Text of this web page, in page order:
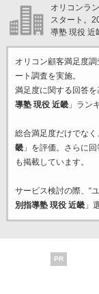
オリコンラ
スタート。
導塾 現役 近
オリコン顧客満足度
ート調査を実施。
満足度に関する回答
導塾 現役 近畿」ラン
総合満足度だけでなく
畿」を評価。さらに
も掲載しています。
サービス検討の際、“
別指導塾 現役 近畿」
PR